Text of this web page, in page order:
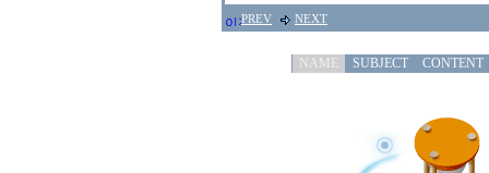
PREV NEXT